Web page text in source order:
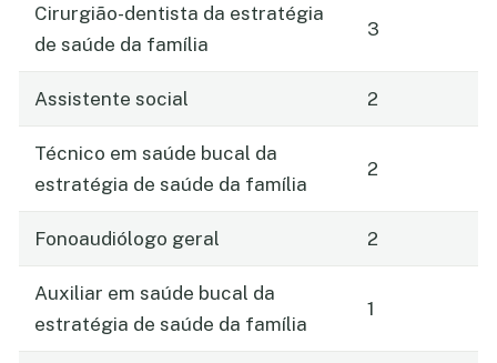
Cirurgião-dentista da estratégia
de saúde da família
3
Assistente social 2
Técnico em saúde bucal da
estratégia de saúde da família
2
Fonoaudiólogo geral 2
Auxiliar em saúde bucal da
estratégia de saúde da família
1